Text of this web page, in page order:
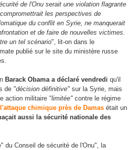
de l'Onu serait une violation flagrante
les perspectives de
du conflit en Syrie, ne manquerait
et de faire de nouvelles victimes.
un tel scénario", lit-on dans le
publié sur le site du ministère russe
Barack Obama a déclaré vendredi qu'il
de "décision définitive" sur la Syrie, mais
action militaire "limitée" contre le régime
l'attaque chimique près de Damas était un
aussi la sécurité nationale des
du Conseil de sécurité de l'Onu", la